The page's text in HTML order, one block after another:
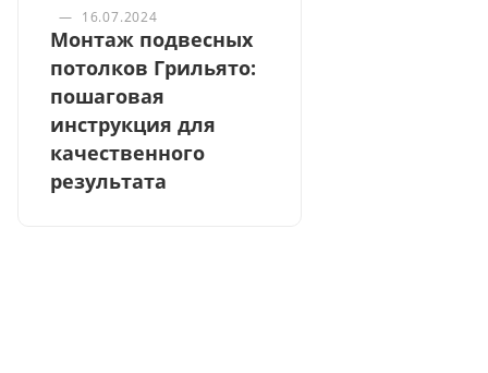
— 16.07.2024
Монтаж подвесных
потолков Грильято:
пошаговая
инструкция для
качественного
результата